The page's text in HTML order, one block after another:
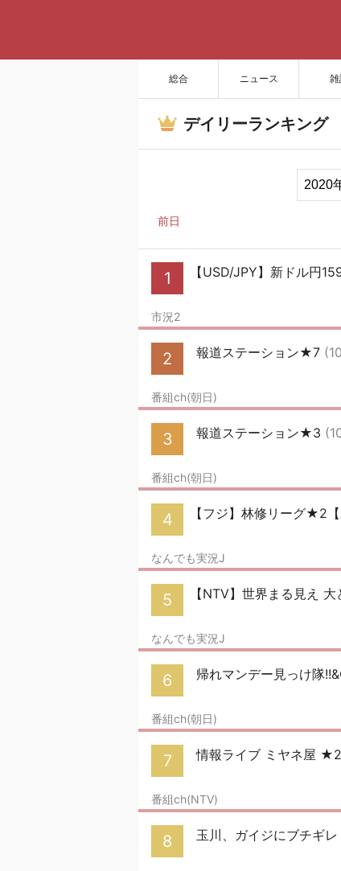
総合 ニュース 雑
デイリーランキング
前日
1 【USD/JPY】新ドル円
市況2
2 報道ステーション★7
番組ch(朝日)
3 報道ステーション★3
番組ch(朝日)
4 【フジ】林修リーグ★2
なんでも実況J
5 【NTV】世界まる見え
なんでも実況J
6 帰れマンデー見っけ隊
番組ch(朝日)
7 情報ライブ ミヤネ屋 ★2
番組ch(NTV)
8 玉川、ガイジにブチギ